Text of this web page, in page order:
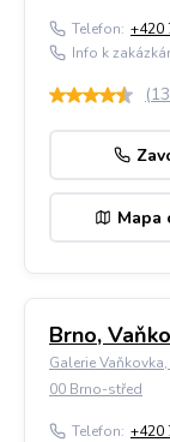
Telefon: +420
Info k
(
Mapa
Brno,
Galerie
00 Brno-střed
Telefon: +420